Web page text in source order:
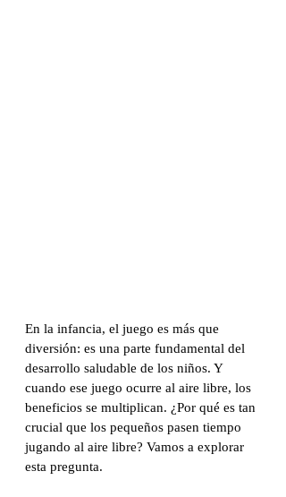
En la infancia, el juego es más que
diversión: es una parte fundamental del
desarrollo saludable de los niños. Y
cuando ese juego ocurre al aire libre, los
beneficios se multiplican. ¿Por qué es tan
crucial que los pequeños pasen tiempo
jugando al aire libre? Vamos a explorar
esta pregunta.